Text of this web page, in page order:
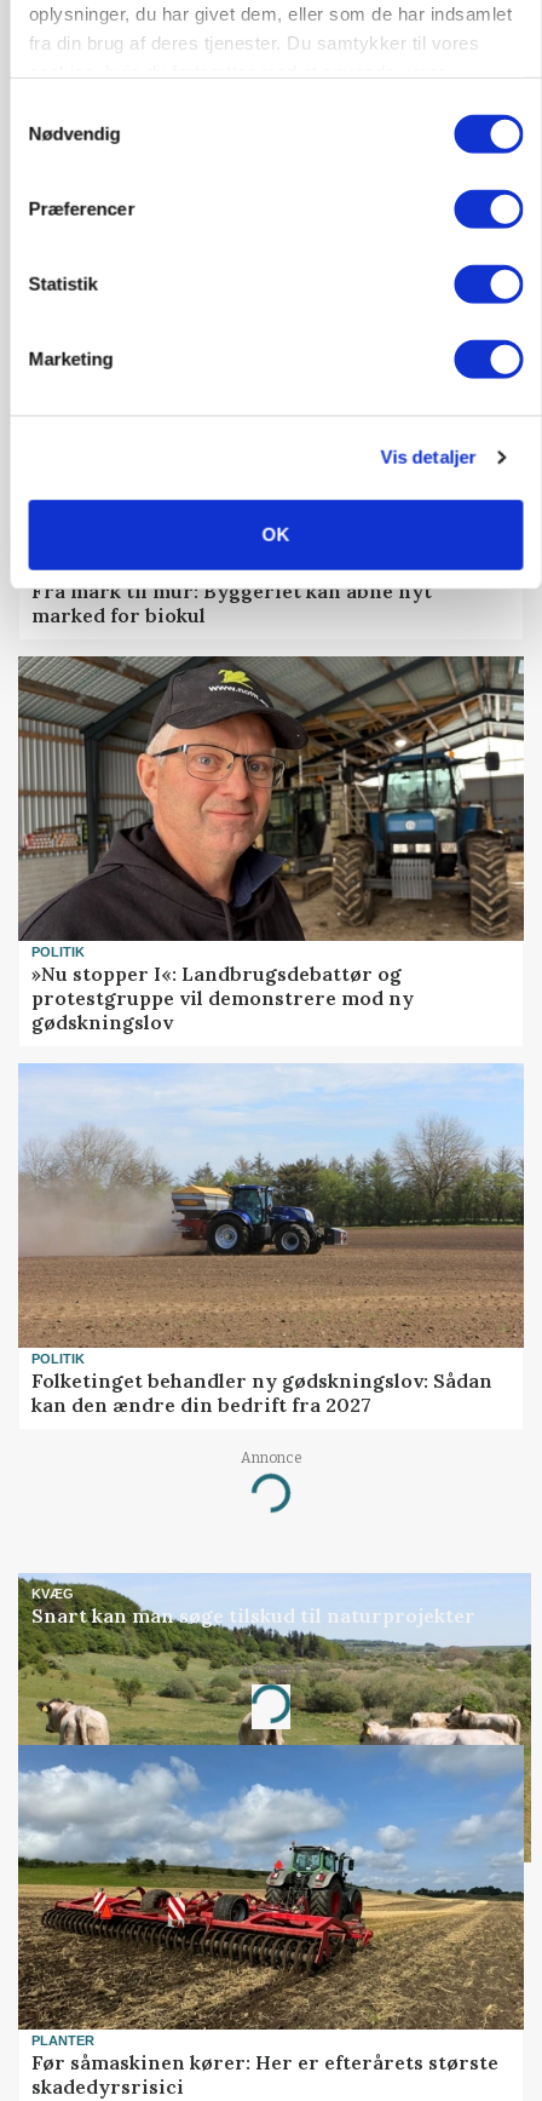
oplysninger, du har givet dem, eller som de har indsamlet
fra din brug af deres tjenester. Du samtykker til vores
Nødvendig
Præferencer
Statistik
Marketing
Vis detaljer
OK
landbrugets ejerstruktur
Russisk mælkepris dykker 23 procent
BUSINESS
Fra mark til mur: Byggeriet kan åbne nyt
marked for biokul
POLITIK
»Nu stopper I«: Landbrugsdebattør og
protestgruppe vil demonstrere mod ny
gødskningslov
POLITIK
Folketinget behandler ny gødskningslov: Sådan
kan den ændre din bedrift fra 2027
Annonce
Loading...
KVÆG
Snart kan man søge tilskud til naturprojekter
Annonce
Loading...
PLANTER
Før såmaskinen kører: Her er efterårets største
skadedyrsrisici